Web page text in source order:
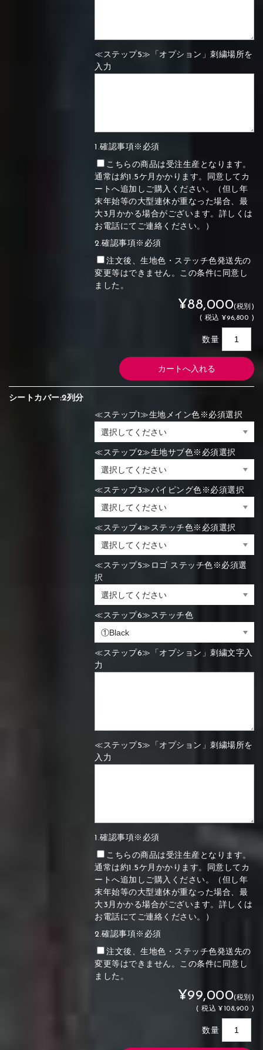
≪ステップ5≫「オプション」刺繍場所を
入力
1.確認事項※必須
こちらの商品は受注生産となります。
通常は約1.5ケ月かかります。同意してカ
ートへ追加しご購入ください。（但し年
末年始等の大型連休が重なった場合、最
大3月かかる場合がございます。詳しくは
お電話にてご連絡ください。）
2.確認事項※必須
注文後、生地色・ステッチ色発送先の
変更等はできません。この条件に同意し
ました。
¥88,000(税別)
( 税込 ¥96,800 )
数量
シートカバー:2列分
≪ステップ1≫生地メイン色※必須選択
≪ステップ2≫生地サブ色※必須選択
≪ステップ3≫パイピング色※必須選択
≪ステップ4≫ステッチ色※必須選択
≪ステップ5≫ロゴ ステッチ色※必須選
択
≪ステップ6≫ステッチ色
≪ステップ6≫「オプション」刺繍文字入
力
≪ステップ5≫「オプション」刺繍場所を
入力
1.確認事項※必須
こちらの商品は受注生産となります。
通常は約1.5ケ月かかります。同意してカ
ートへ追加しご購入ください。（但し年
末年始等の大型連休が重なった場合、最
大3月かかる場合がございます。詳しくは
お電話にてご連絡ください。）
2.確認事項※必須
注文後、生地色・ステッチ色発送先の
変更等はできません。この条件に同意し
ました。
¥99,000(税別)
(税込 ¥108,900 )
数量